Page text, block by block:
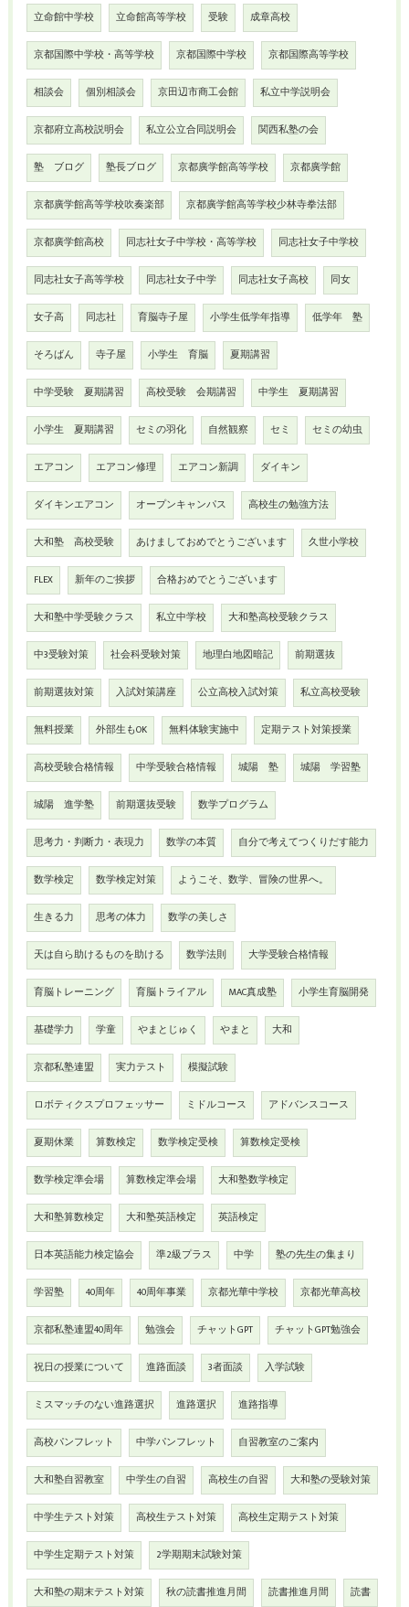
立命館中学校 立命館高等学校 受験 成章高校
京都国際中学校・高等学校 京都国際中学校 京都国際高等学校
相談会 個別相談会 京田辺市商工会館 私立中学説明会
京都府立高校説明会 私立公立合同説明会 関西私塾の会
塾 ブログ 塾長ブログ 京都廣学館高等学校 京都廣学館
京都廣学館高等学校吹奏楽部 京都廣学館高等学校少林寺拳法部
京都廣学館高校 同志社女子中学校・高等学校 同志社女子中学校
同志社女子高等学校 同志社女子中学 同志社女子高校 同女
女子高 同志社 育脳寺子屋 小学生低学年指導 低学年 塾
そろばん 寺子屋 小学生 育脳 夏期講習
中学受験 夏期講習 高校受験 会期講習 中学生 夏期講習
小学生 夏期講習 セミの羽化 自然観察 セミ セミの幼虫
エアコン エアコン修理 エアコン新調 ダイキン
ダイキンエアコン オープンキャンパス 高校生の勉強方法
大和塾 高校受験 あけましておめでとうございます 久世小学校
FLEX 新年のご挨拶 合格おめでとうございます
大和塾中学受験クラス 私立中学校 大和塾高校受験クラス
中3受験対策 社会科受験対策 地理白地図暗記 前期選抜
前期選抜対策 入試対策講座 公立高校入試対策 私立高校受験
無料授業 外部生もOK 無料体験実施中 定期テスト対策授業
高校受験合格情報 中学受験合格情報 城陽 塾 城陽 学習塾
城陽 進学塾 前期選抜受験 数学プログラム
思考力・判断力・表現力 数学の本質 自分で考えてつくりだす能力
数学検定 数学検定対策 ようこそ、数学、冒険の世界へ。
生きる力 思考の体力 数学の美しさ
天は自ら助けるものを助ける 数学法則 大学受験合格情報
育脳トレーニング 育脳トライアル MAC真成塾 小学生育脳開発
基礎学力 学童 やまとじゅく やまと 大和
京都私塾連盟 実力テスト 模擬試験
ロボティクスプロフェッサー ミドルコース アドバンスコース
夏期休業 算数検定 数学検定受検 算数検定受検
数学検定準会場 算数検定準会場 大和塾数学検定
大和塾算数検定 大和塾英語検定 英語検定
日本英語能力検定協会 準2級プラス 中学 塾の先生の集まり
学習塾 40周年 40周年事業 京都光華中学校 京都光華高校
京都私塾連盟40周年 勉強会 チャットGPT チャットGPT勉強会
祝日の授業について 進路面談 3者面談 入学試験
ミスマッチのない進路選択 進路選択 進路指導
高校パンフレット 中学パンフレット 自習教室のご案内
大和塾自習教室 中学生の自習 高校生の自習 大和塾の受験対策
中学生テスト対策 高校生テスト対策 高校生定期テスト対策
中学生定期テスト対策 2学期期末試験対策
大和塾の期末テスト対策 秋の読書推進月間 読書推進月間 読書